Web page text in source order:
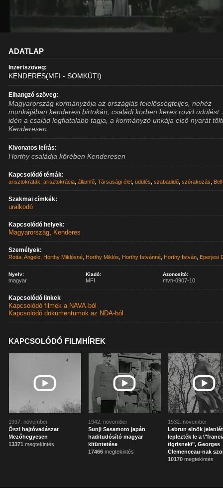
ADATLAP
Inzertszöveg:
KENDERES(MFI - SOMKÚTI)
Elhangzó szöveg:
Magyarország kormányzója az országlás felelősségteljes, nehéz
munkájában kenderesi birtokán, családi körben keres rövid üdülést.
idén a család legfiatalabb tagja, a kormányzó unkája első nyarát
Kenderesen.
Kivonatos leírás:
Horthy családja körében Kenderesen
Kapcsolódó témák:
arisztokraták ,arisztokrácia ,államfő ,Társasági élet ,üdülés ,szabadidő ,szórakozás
Szakmai címkék:
uralkodó
Kapcsolódó helyek:
Magyarország, Kenderes
Személyek:
Rotta, Angelo Horthy Miklósné Horthy Miklós Horthy Istvánné Horthy István Eperjesi
Nyelv:
magyar
Kiadó:
MFI
Azonosító:
mvh-0907-10
Kapcsolódó linkek
Kapcsolódó filmek a NAVA-ból
Kapcsolódó dokumentumok az NDA-ból
KAPCSOLÓDÓ FILMHÍREK
1937. november
Őszi hajtóvadászat
Mezőhegyesen
13371 megtekintés
1942. november
Sunji Sasamoto japán
haditudósító magyar
kitüntetése
17466 megtekintés
1932. november
Lebrun elnök
leplezték le a
tigrisnek\", Georges
Clemenceau-nak
10170 megtekintés